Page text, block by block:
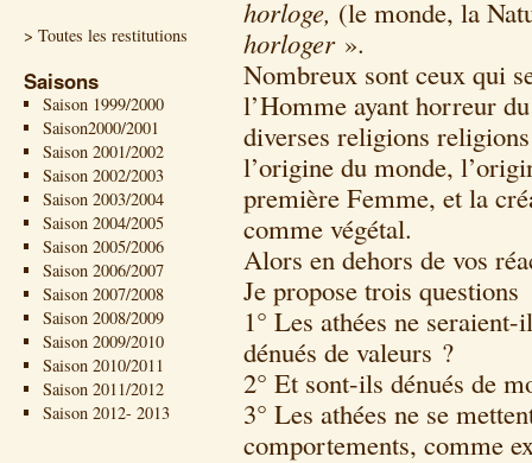
> Toutes les restitutions
Saisons
Saison 1999/2000
Saison2000/2001
Saison 2001/2002
Saison 2002/2003
Saison 2003/2004
Saison 2004/2005
Saison 2005/2006
Saison 2006/2007
Saison 2007/2008
Saison 2008/2009
Saison 2009/2010
Saison 2010/2011
Saison 2011/2012
Saison 2012- 2013
horloge, (le monde, la
horloger».
Nombreux sont ceux qui
l’Homme ayant horreur
diverses religions
l’origine du monde,
première Femme, et la
comme végétal.
Alors en dehors de vos
Je propose trois questions
1° Les athées ne
dénués de valeurs ?
2° Et sont-ils dénués de
3° Les athées ne se
comportements, comme